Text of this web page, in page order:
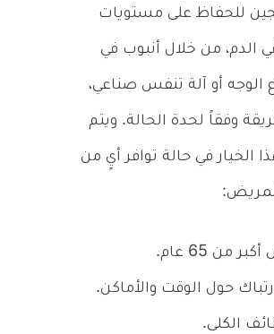
للحفاظ على مستويات
الدم، من خلال أنبوب في
الوجه أو آلة تنفس صناعي،
وفقاً لحدة الحالة. ويتم
الخيار في حالة توافر أيٍ من
من 65 عام.
حول الوقت والأماكن.
الكلى.